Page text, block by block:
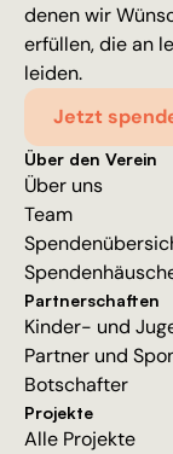
denen wir
erfüllen, die an
leiden.
Jetzt
Über den Verein
Über uns
Team
Partnerschaften
Kinder- und
Partner und
Botschafter
Projekte
Alle Projekte